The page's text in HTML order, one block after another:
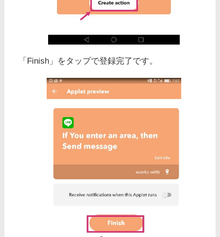
「Finish」をタップで登録完了です。